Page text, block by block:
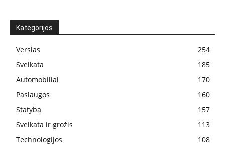
Kategorijos
Verslas
254
Sveikata
185
Automobiliai
170
Paslaugos
160
Statyba
157
Sveikata ir grožis
113
Technologijos
108